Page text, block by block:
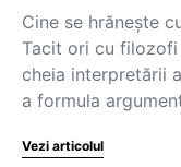
Cine se hrănește
Tacit ori cu filozofi
cheia interpretării
a formula
Vezi articolul